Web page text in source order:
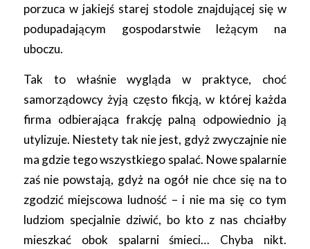
porzuca w jakiejś starej stodole znajdującej się w
podupadającym gospodarstwie leżącym na
uboczu.
Tak to właśnie wygląda w praktyce, choć
samorządowcy żyją często fikcją, w której każda
firma odbierająca frakcję palną odpowiednio ją
utylizuje. Niestety tak nie jest, gdyż zwyczajnie nie
ma gdzie tego wszystkiego spalać. Nowe spalarnie
zaś nie powstają, gdyż na ogół nie chce się na to
zgodzić miejscowa ludność – i nie ma się co tym
ludziom specjalnie dziwić, bo kto z nas chciałby
mieszkać obok spalarni śmieci… Chyba nikt.